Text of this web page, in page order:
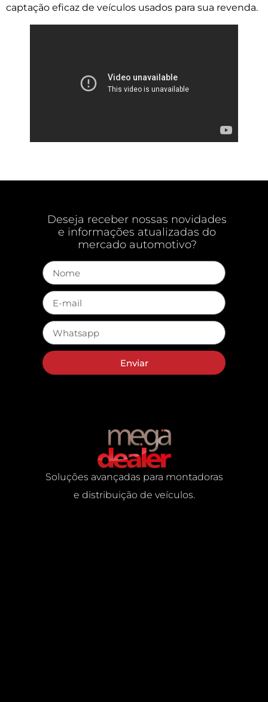
captação eficaz de veículos usados para sua revenda.
Deseja receber nossas novidades
e informações atualizadas do
mercado automotivo?
Enviar
Soluções avançadas para montadoras
e distribuição de veículos.